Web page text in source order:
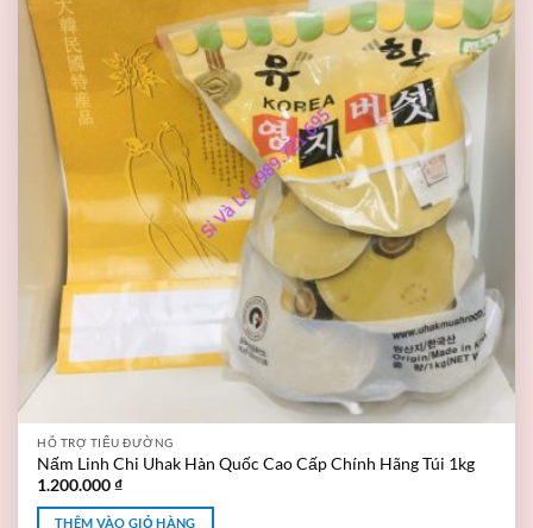
HỖ TRỢ TIỂU ĐƯỜNG
Nấm Linh Chi Uhak Hàn Quốc Cao Cấp Chính Hãng Túi 1kg
1.200.000₫
THÊM VÀO GIỎ HÀNG